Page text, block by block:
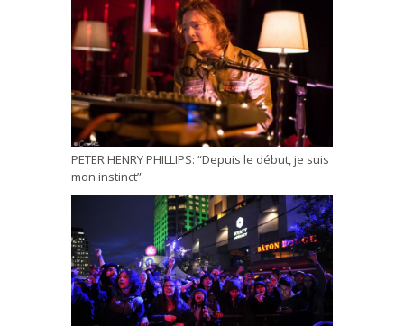
PETER HENRY PHILLIPS: “Depuis le début, je suis
mon instinct”